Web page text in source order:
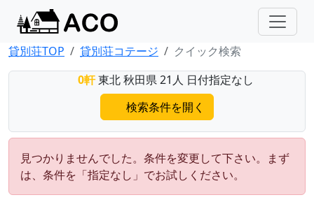
貸別荘TOP 貸別荘コテージ
クイック検索
0軒東北 秋田県 21人 日付指定なし
検索条件を開く
見つかりませんでした。条件を変更して下さい。まず
は、条件を「指定なし」でお試しください。